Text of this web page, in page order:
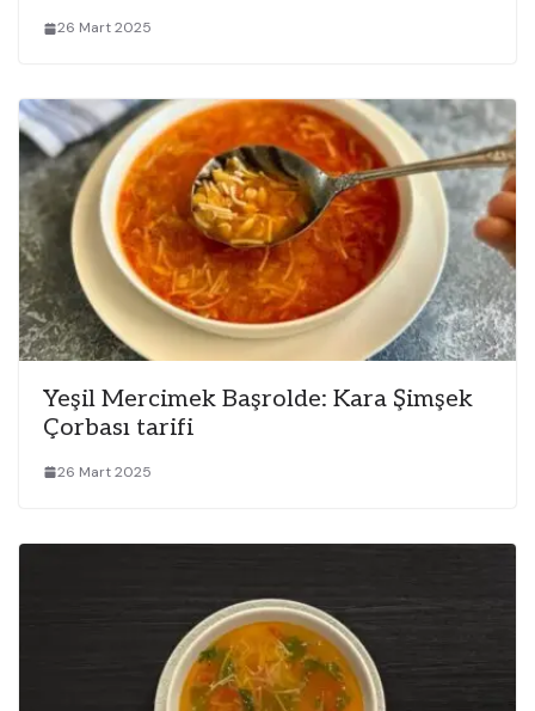
26 Mart 2025
Yeşil Mercimek Başrolde: Kara Şimşek
Çorbası tarifi
26 Mart 2025